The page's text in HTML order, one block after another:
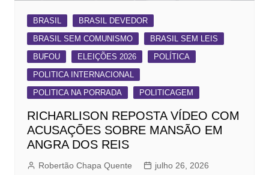
BRASIL
BRASIL DEVEDOR
BRASIL SEM COMUNISMO
BRASIL SEM LEIS
BUFOU
ELEIÇÕES 2026
POLÍTICA
POLITICA INTERNACIONAL
POLITICA NA PORRADA
POLITICAGEM
RICHARLISON REPOSTA VÍDEO COM
ACUSAÇÕES SOBRE MANSÃO EM
ANGRA DOS REIS
Robertão Chapa Quente
julho 26, 2026